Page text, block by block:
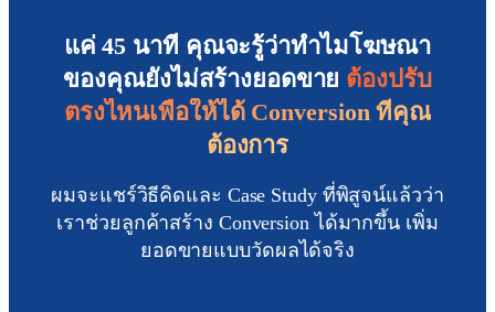
แค่ 45 นาที คุณจะรู้ว่าทำไมโฆษณา
ของคุณยังไม่สร้างยอดขาย ต้องปรับ
ตรงไหนเพื่อให้ได้ Conversion ที่คุณ
ต้องการ
ผมจะแชร์วิธีคิดและ Case Study ที่พิสูจน์แล้วว่า
เราช่วยลูกค้าสร้าง Conversion ได้มากขึ้น เพิ่ม
ยอดขายแบบวัดผลได้จริง